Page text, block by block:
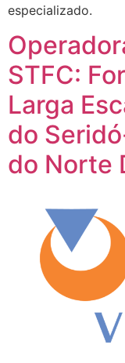
especializado.
STFC:
Larga
do
do Norte